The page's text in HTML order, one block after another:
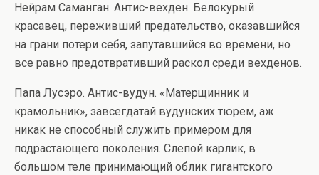
Нейрам Саманган. Антис-вехден. Белокурый
красавец, переживший предательство, оказавшийся
на грани потери себя, запутавшийся во времени, но
все равно предотвративший раскол среди вехденов.
Папа Лусэро. Антис-вудун. «Матерщинник и
крамольник», завсегдатай вудунских тюрем, аж
никак не способный служить примером для
подрастающего поколения. Слепой карлик, в
большом теле принимающий облик гигантского